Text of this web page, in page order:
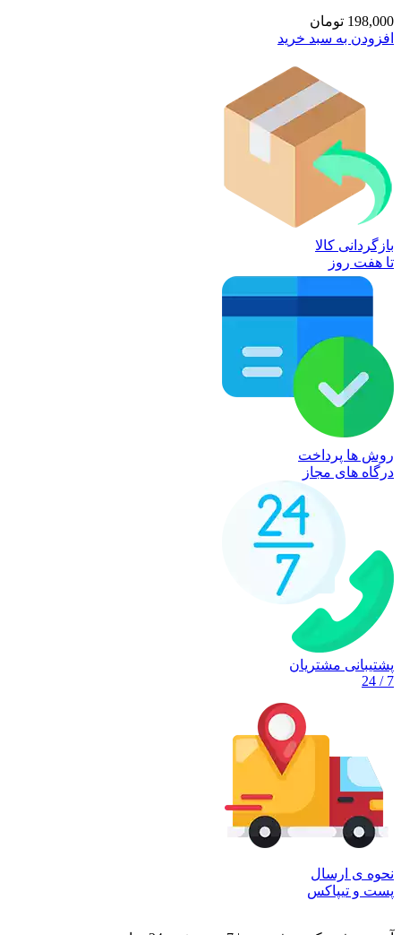
198,000 تومان
افزودن به سبد خرید
بازگردانی کالا
تا هفت روز
روش ها پرداخت
درگاه های مجاز
پشتیبانی مشتریان
7 / 24
نحوه ی ارسال
پست و تیپاکس